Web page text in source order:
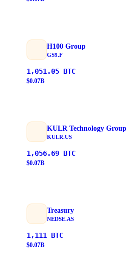
H100 Group
GS9.F
1,051.05 BTC
$0.07B
KULR Technology Group
KULR.US
1,056.69 BTC
$0.07B
Treasury
NEDSE.AS
1,111 BTC
$0.07B